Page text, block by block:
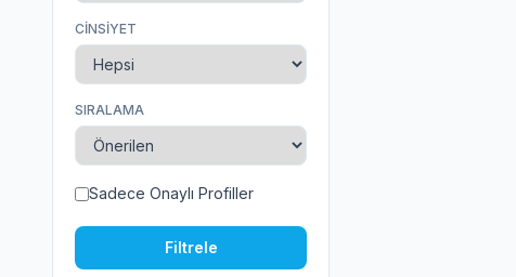
CINSIYET
SIRALAMA
Sadece Onaylı Profiller
Filtrele